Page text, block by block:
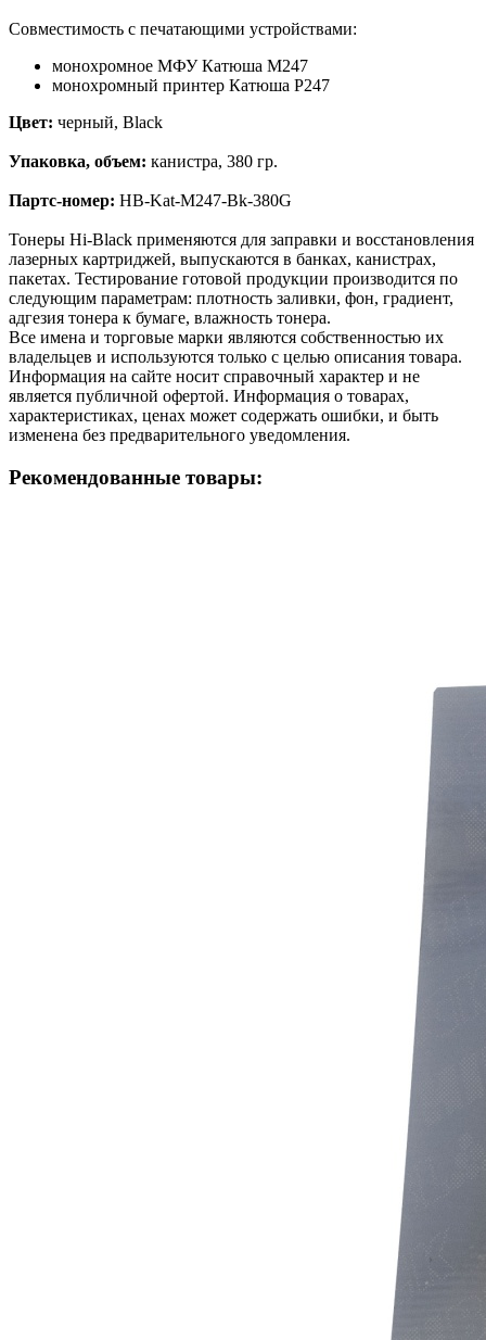
Совместимость с печатающими устройствами:
монохромное МФУ Катюша M247
монохромный принтер Катюша P247
Цвет: черный, Black
Упаковка, объем: канистра, 380 гр.
Партс-номер: HB-Kat-M247-Bk-380G
Тонеры Hi-Black применяются для заправки и восстановления
лазерных картриджей, выпускаются в банках, канистрах,
пакетах. Тестирование готовой продукции производится по
следующим параметрам: плотность заливки, фон, градиент,
адгезия тонера к бумаге, влажность тонера.
Все имена и торговые марки являются собственностью их
владельцев и используются только с целью описания товара.
Информация на сайте носит справочный характер и не
является публичной офертой. Информация о товарах,
характеристиках, ценах может содержать ошибки, и быть
изменена без предварительного уведомления.
Рекомендованные товары: